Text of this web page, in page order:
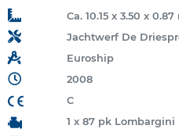
Ca. 10.15 x 3.50 x
Jachtwerf De
Euroship
2008
C
1 x 87 pk Lombargini